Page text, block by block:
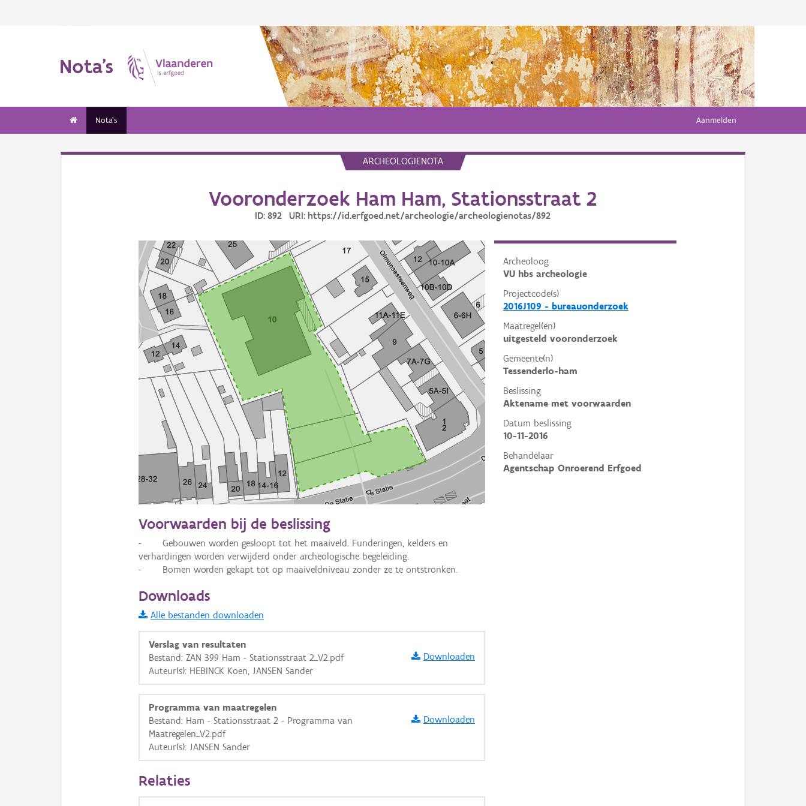
Nota's
Nota's Aanmelden
ARCHEOLOGIENOTA
Vooronderzoek Ham Ham, Stationsstraat 2
ID: 892 URI: https://id.erfgoed.net/archeologie/archeologienotas/892
Archeoloog
VU hbs archeologie
Projectcode(s)
2016J109 - bureauonderzoek
Maatregel(en)
uitgesteld vooronderzoek
Gemeente(n)
Tessenderlo-ham
Beslissing
Aktename met voorwaarden
Datum beslissing
10-11-2016
Behandelaar
Agentschap Onroerend Erfgoed
Informatie Vlaanderen
i
+ −
Basis Lagen
OSM-Basiskaart
Ortho
GRB-Basiskaart in grijswaarden
Voorwaarden bij de beslissing
-	Gebouwen worden gesloopt tot het maaiveld. Funderingen, kelders en
verhardingen worden verwijderd onder archeologische begeleiding.
-	Bomen worden gekapt tot op maaiveldniveau zonder ze te ontstronken.
Downloads
Alle bestanden downloaden
Verslag van resultaten
Bestand: ZAN 399 Ham - Stationsstraat 2_V2.pdf
Auteur(s): HEBINCK Koen, JANSEN Sander
Downloaden
Programma van maatregelen
Bestand: Ham - Stationsstraat 2 - Programma van
Maatregelen_V2.pdf
Auteur(s): JANSEN Sander
Downloaden
Relaties